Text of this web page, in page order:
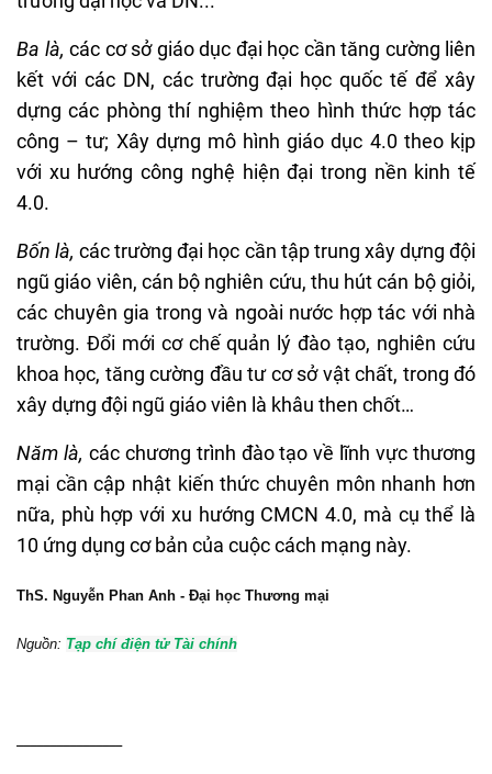
Ba là, các cơ sở giáo dục đại học cần tăng cường liên
kết với các DN, các trường đại học quốc tế để xây
dựng các phòng thí nghiệm theo hình thức hợp tác
công – tư; Xây dựng mô hình giáo dục 4.0 theo kịp
với xu hướng công nghệ hiện đại trong nền kinh tế
4.0.
Bốn là,các trường đại học cần tập trung xây dựng đội
ngũ giáo viên, cán bộ nghiên cứu, thu hút cán bộ giỏi,
các chuyên gia trong và ngoài nước hợp tác với nhà
trường. Đổi mới cơ chế quản lý đào tạo, nghiên cứu
khoa học, tăng cường đầu tư cơ sở vật chất, trong đó
xây dựng đội ngũ giáo viên là khâu then chốt…
Năm là, các chương trình đào tạo về lĩnh vực thương
mại cần cập nhật kiến thức chuyên môn nhanh hơn
nữa, phù hợp với xu hướng CMCN 4.0, mà cụ thể là
10 ứng dụng cơ bản của cuộc cách mạng này.
ThS. Nguyễn Phan Anh - Đại học Thương mại
Nguồn: Tạp chí điện tử Tài chính